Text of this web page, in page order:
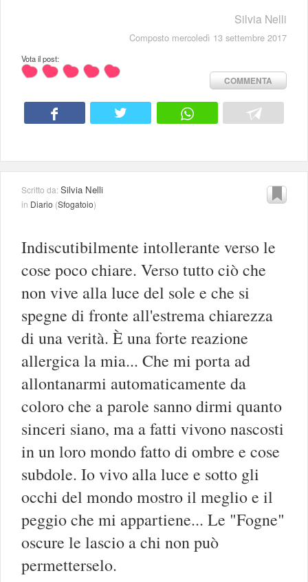
Silvia Nelli
Composto mercoledì 13 settembre 2017
Vota il post:
COMMENTA
Scritto da:Silvia Nelli
in Diario (Sfogatoio)
Indiscutibilmente intollerante verso le
cose poco chiare. Verso tutto ciò che
non vive alla luce del sole e che si
spegne di fronte all'estrema chiarezza
di una verità. È una forte reazione
allergica la mia... Che mi porta ad
allontanarmi automaticamente da
coloro che a parole sanno dirmi quanto
sinceri siano, ma a fatti vivono nascosti
in un loro mondo fatto di ombre e cose
subdole. Io vivo alla luce e sotto gli
occhi del mondo mostro il meglio e il
peggio che mi appartiene... Le "Fogne"
oscure le lascio a chi non può
permetterselo.